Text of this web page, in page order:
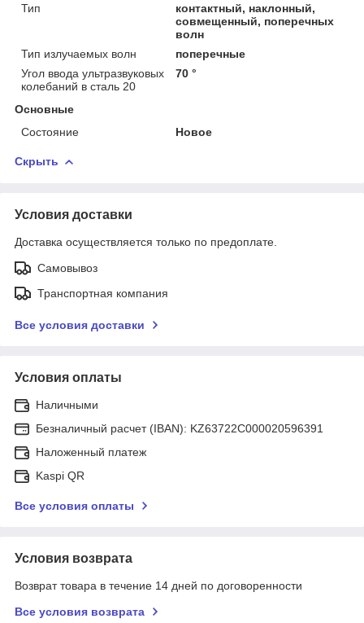
Тип
контактный, наклонный,
совмещенный, поперечных
волн
Тип излучаемых волн
поперечные
Угол ввода ультразвуковых
колебаний в сталь 20
70 °
Основные
Состояние
Новое
Скрыть
Условия доставки
Доставка осуществляется только по предоплате.
Самовывоз
Транспортная компания
Все условия доставки
Условия оплаты
Наличными
Безналичный расчет (IBAN): KZ63722C000020596391
Наложенный платеж
Kaspi QR
Все условия оплаты
Условия возврата
Возврат товара в течение 14 дней по договоренности
Все условия возврата